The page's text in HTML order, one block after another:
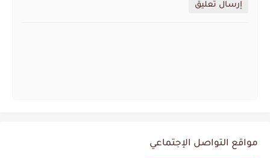
إرسال تعليق
مواقع التواصل الإجتماعي